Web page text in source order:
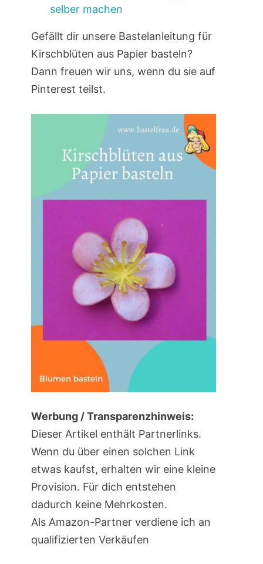
selber machen
Gefällt dir unsere Bastelanleitung für
Kirschblüten aus Papier basteln?
Dann freuen wir uns, wenn du sie auf
Pinterest teilst.
Werbung / Transparenzhinweis:
Dieser Artikel enthält Partnerlinks.
Wenn du über einen solchen Link
etwas kaufst, erhalten wir eine kleine
Provision. Für dich entstehen
dadurch keine Mehrkosten.
Als Amazon-Partner verdiene ich an
qualifizierten Verkäufen